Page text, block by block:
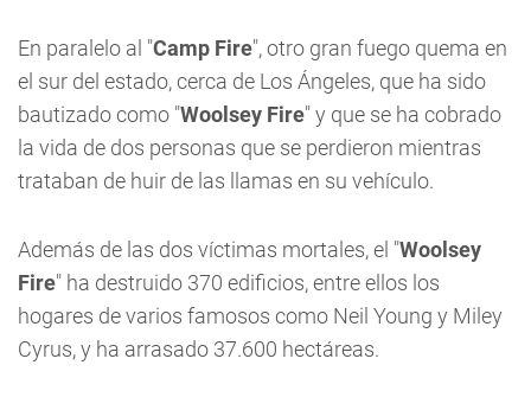
En paralelo al "Camp Fire", otro gran fuego quema en
el sur del estado, cerca de Los Ángeles, que ha sido
bautizado como "Woolsey Fire" y que se ha cobrado
la vida de dos personas que se perdieron mientras
trataban de huir de las llamas en su vehículo.
Además de las dos víctimas mortales, el "Woolsey
Fire" ha destruido 370 edificios, entre ellos los
hogares de varios famosos como Neil Young y Miley
Cyrus, y ha arrasado 37.600 hectáreas.